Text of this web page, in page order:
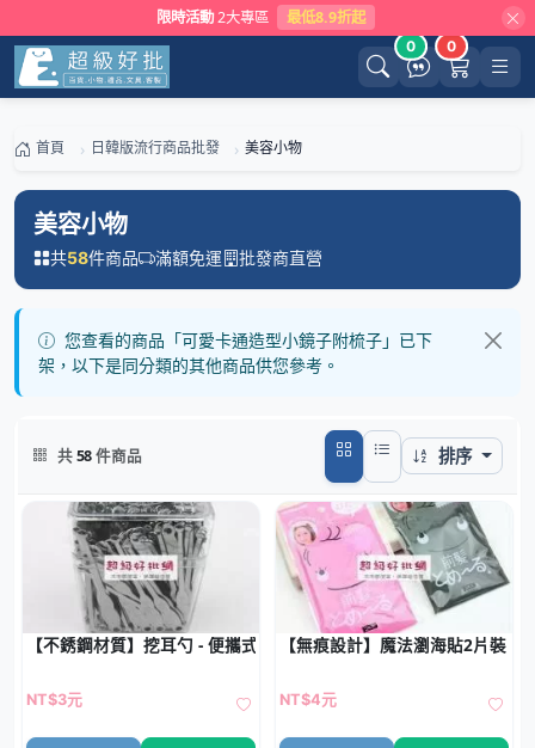
限時活動 2大專區 最低8.9折起
0 0
首頁 日韓版流行商品批發 美容小物
美容小物
共58件商品 滿額免運 批發商直營
您查看的商品「可愛卡通造型小鏡子附梳子」已下
架，以下是同分類的其他商品供您參考。
共58件商品 排序
【不銹鋼材質】挖耳勺 - 便攜式潔耳器
NT$3元
【無痕設計】魔法瀏海貼2片裝 -
NT$4元